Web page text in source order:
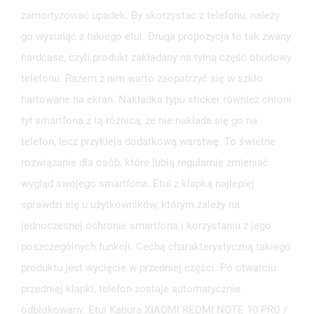
zamortyzować upadek. By skorzystać z telefonu, należy
go wysunąć z takiego etui. Druga propozycja to tak zwany
hardcase, czyli produkt zakładany na tylną część obudowy
telefonu. Razem z nim warto zaopatrzyć się w szkło
hartowane na ekran. Nakładka typu sticker również chroni
tył smartfona z tą różnicą, że nie nakłada się go na
telefon, lecz przykleja dodatkową warstwę. To świetne
rozwiązanie dla osób, które lubią regularnie zmieniać
wygląd swojego smartfona. Etui z klapką najlepiej
sprawdzi się u użytkowników, którym zależy na
jednoczesnej ochronie smartfona i korzystaniu z jego
poszczególnych funkcji. Cechą charakterystyczną takiego
produktu jest wycięcie w przedniej części. Po otwarciu
przedniej klapki, telefon zostaje automatycznie
odblokowany. Etui Kabura XIAOMI REDMI NOTE 10 PRO /
MOJE LISTY ŻYCZEŃ
UTWÓRZ NOWĄ LISTĘ
UTWÓRZ LISTĘ ŻYCZEŃ
NAZWA LISTY ŻYCZEŃ
ANULUJ UTWÓRZ LISTĘ ŻYCZEŃ
ZALOGUJ SIĘ
MUSISZ BYĆ ZALOGOWANY BY ZAPISAĆ PRODUKTY NA
SWOJEJ LIŚCIE ŻYCZEŃ.
ANULUJ ZALOGUJ SIĘ